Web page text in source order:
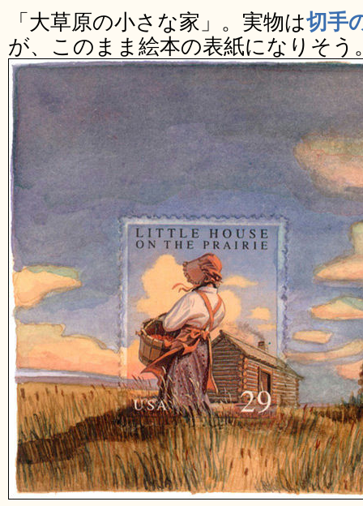
「大草原の小さな家」。実物は切手
が、このまま絵本の表紙になりそう